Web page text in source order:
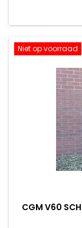
Niet op voorraad
CGM V60